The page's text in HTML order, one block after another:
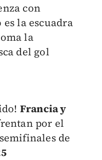
con
la escuadra
la
del gol
Francia y
por el
de